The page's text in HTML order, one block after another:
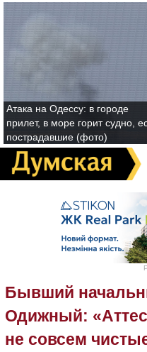
Атака на Одессу: в городе
прилет, в море горит судно,
пострадавшие (фото)
Бывший
Одижный:
не совсем